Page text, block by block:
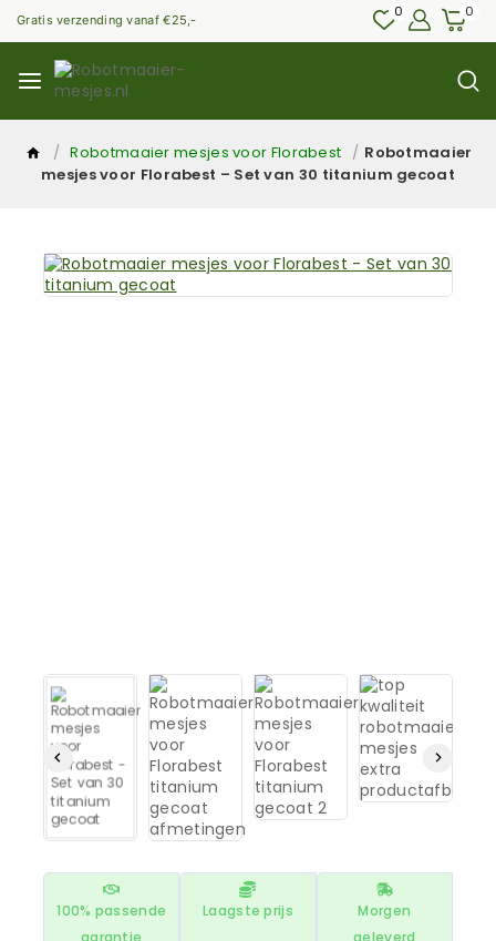
Gratis verzending vanaf €25,- 0 0
/ Robotmaaier mesjes voor Florabest / Robotmaaier
mesjes voor Florabest – Set van 30 titanium gecoat
100% passende
garantie
Laagste prijs
Morgen
geleverd